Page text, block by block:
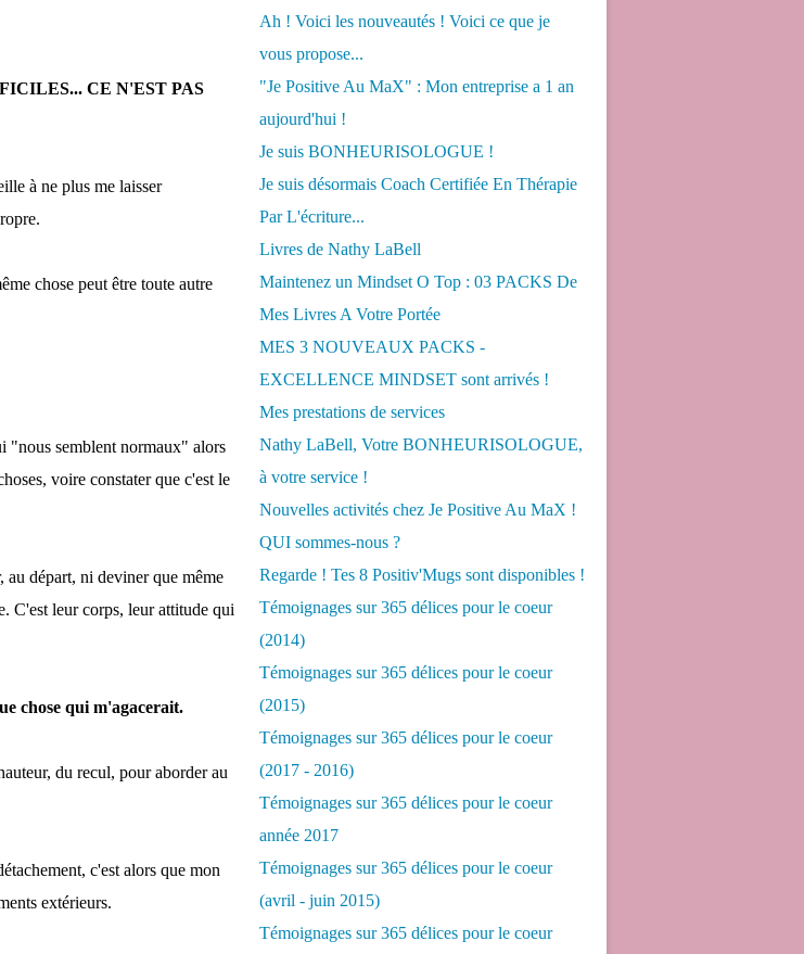
CE N'EST PAS
à ne plus me laisser
chose peut être toute autre
"nous semblent normaux" alors
voire constater que c'est le
au départ, ni deviner que même
C'est leur corps, leur attitude qui
chose qui m'agacerait.
du recul, pour aborder au
c'est alors que mon
extérieurs.
Ah ! Voici les nouveautés ! Voici ce que je
vous propose...
"Je Positive Au MaX" : Mon entreprise a 1 an
aujourd'hui !
Je suis BONHEURISOLOGUE !
Je suis désormais Coach Certifiée En Thérapie
Par L'écriture...
Livres de Nathy LaBell
Maintenez un Mindset O Top : 03 PACKS De
Mes Livres A Votre Portée
MES 3 NOUVEAUX PACKS -
EXCELLENCE MINDSET sont arrivés !
Mes prestations de services
Nathy LaBell, Votre BONHEURISOLOGUE,
à votre service !
Nouvelles activités chez Je Positive Au MaX !
QUI sommes-nous ?
Regarde ! Tes 8 Positiv'Mugs sont disponibles !
Témoignages sur 365 délices pour le coeur
(2014)
Témoignages sur 365 délices pour le coeur
(2015)
Témoignages sur 365 délices pour le coeur
(2017 - 2016)
Témoignages sur 365 délices pour le coeur
année 2017
Témoignages sur 365 délices pour le coeur
(avril - juin 2015)
Témoignages sur 365 délices pour le coeur